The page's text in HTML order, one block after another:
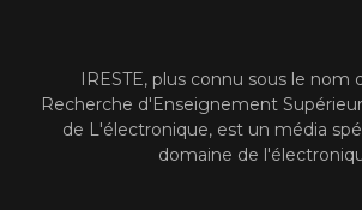
IRESTE, plus connu sous le nom
Recherche d'Enseignement
de L'électronique, est un média
domaine de